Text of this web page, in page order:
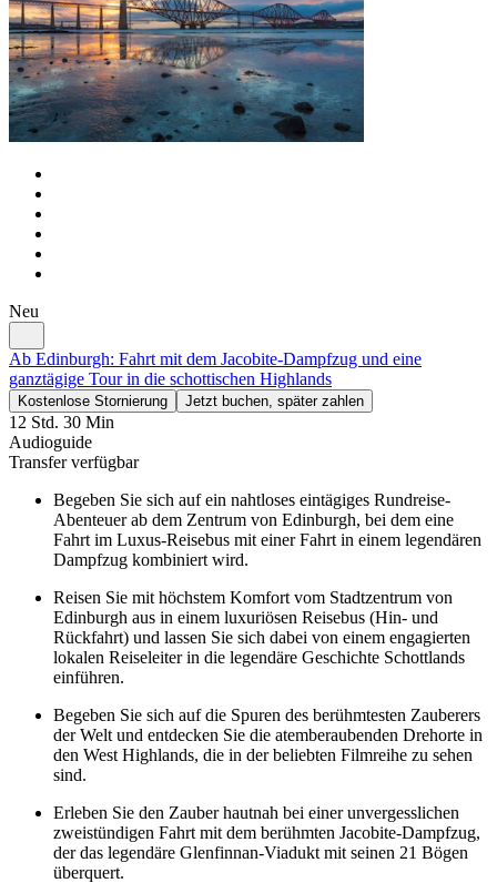
Neu
Ab Edinburgh: Fahrt mit dem Jacobite-Dampfzug und eine
ganztägige Tour in die schottischen Highlands
Kostenlose Stornierung Jetzt buchen, später zahlen
12 Std. 30 Min
Audioguide
Transfer verfügbar
Begeben Sie sich auf ein nahtloses eintägiges Rundreise-
Abenteuer ab dem Zentrum von Edinburgh, bei dem eine
Fahrt im Luxus-Reisebus mit einer Fahrt in einem legendären
Dampfzug kombiniert wird.
Reisen Sie mit höchstem Komfort vom Stadtzentrum von
Edinburgh aus in einem luxuriösen Reisebus (Hin- und
Rückfahrt) und lassen Sie sich dabei von einem engagierten
lokalen Reiseleiter in die legendäre Geschichte Schottlands
einführen.
Begeben Sie sich auf die Spuren des berühmtesten Zauberers
der Welt und entdecken Sie die atemberaubenden Drehorte in
den West Highlands, die in der beliebten Filmreihe zu sehen
sind.
Erleben Sie den Zauber hautnah bei einer unvergesslichen
zweistündigen Fahrt mit dem berühmten Jacobite-Dampfzug,
der das legendäre Glenfinnan-Viadukt mit seinen 21 Bögen
überquert.